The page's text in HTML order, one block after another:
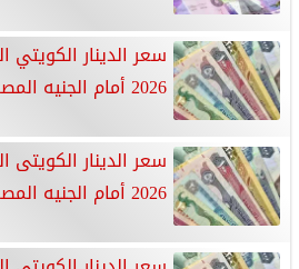
2026 أمام الجنيه المصري
2026 أمام الجنيه المصري